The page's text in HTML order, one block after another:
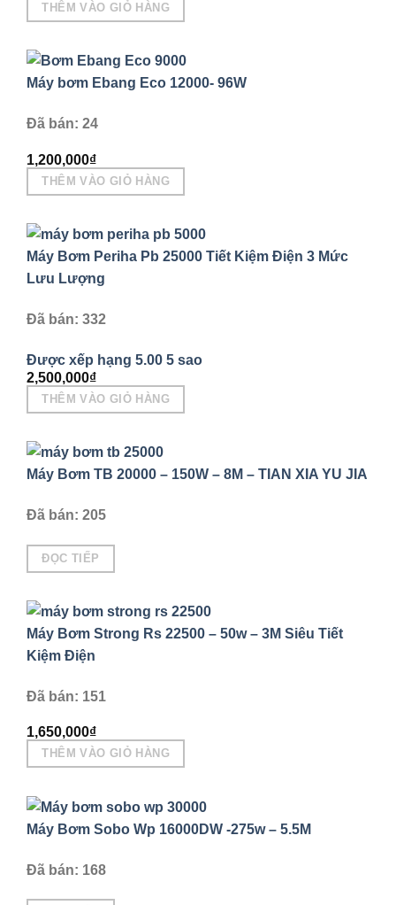
THÊM VÀO GIỎ HÀNG
Máy bơm Ebang Eco 12000- 96W
Đã bán: 24
1,200,000₫
THÊM VÀO GIỎ HÀNG
Máy Bơm Periha Pb 25000 Tiết Kiệm Điện 3 Mức
Lưu Lượng
Đã bán: 332
Được xếp hạng 5.00 5 sao
2,500,000₫
THÊM VÀO GIỎ HÀNG
Máy Bơm TB 20000 – 150W – 8M – TIAN XIA YU JIA
Đã bán: 205
ĐỌC TIẾP
Máy Bơm Strong Rs 22500 – 50w – 3M Siêu Tiết
Kiệm Điện
Đã bán: 151
1,650,000₫
THÊM VÀO GIỎ HÀNG
Máy Bơm Sobo Wp 16000DW -275w – 5.5M
Đã bán: 168